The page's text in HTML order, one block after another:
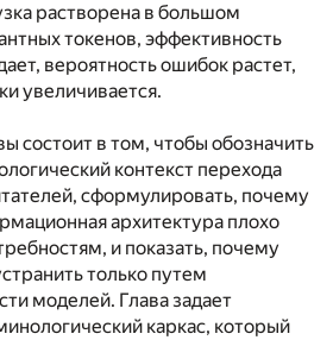
растворена в большом
токенов, эффективность
вероятность ошибок растет,
увеличивается.
состоит в том, чтобы обозначить
контекст перехода
сформулировать, почему
архитектура плохо
и показать, почему
только путем
моделей. Глава задает
каркас, который